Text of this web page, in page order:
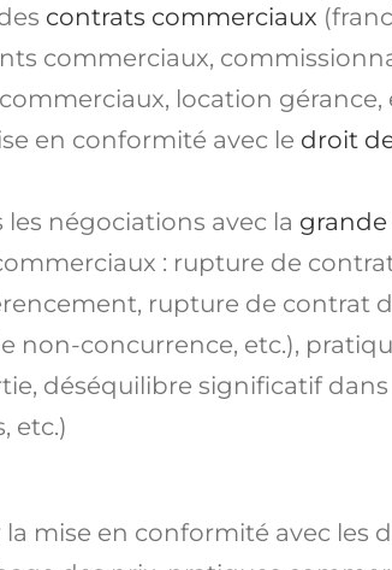
s contrats commerciaux
commerciaux,
location gérance,
en conformité avec le droit
négociations avec la
: rupture de
rupture de contrat
non-concurrence, etc.),
déséquilibre significatif
etc.)
mise en conformité avec les